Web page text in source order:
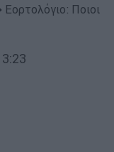
Εορτολόγιο: Ποιοι